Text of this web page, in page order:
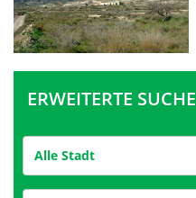
ERWEITERTE SUCHE
Alle Stadt